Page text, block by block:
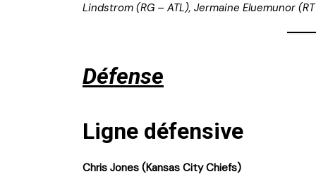
Lindstrom (RG – ATL), Jermaine Eluemunor
Défense
Ligne défensive
Chris Jones (Kansas City Chiefs)